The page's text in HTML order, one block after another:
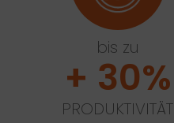
bis zu
+ 30%
PRODUKTIVITÄT